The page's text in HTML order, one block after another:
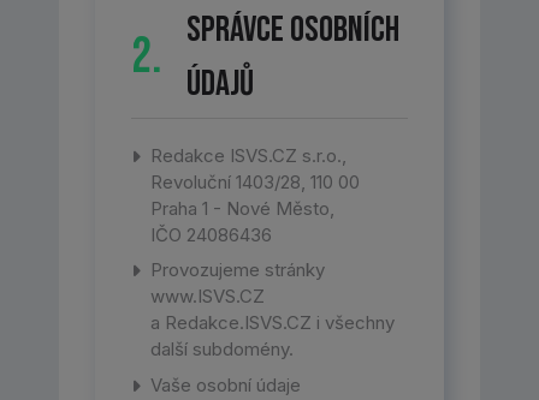
2.
Správce osobních
údajů
Redakce ISVS.CZ s.r.o.,
Revoluční 1403/28, 110 00
Praha 1 - Nové Město,
IČO 24086436
Provozujeme stránky
www.ISVS.CZ
a Redakce.ISVS.CZ i všechny
další subdomény.
Vaše osobní údaje